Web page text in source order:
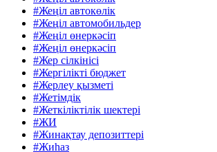
#Жеңіл автокөлік
#Жеңіл автомобильдер
#Жеңіл өнеркәсіп
#Жеңіл өнеркәсіп
#Жер сілкінісі
#Жергілікті бюджет
#Жерлеу қызметі
#Жетімдік
#Жеткіліктілік шектері
#ЖИ
#Жинақтау депозиттері
#Жиһаз